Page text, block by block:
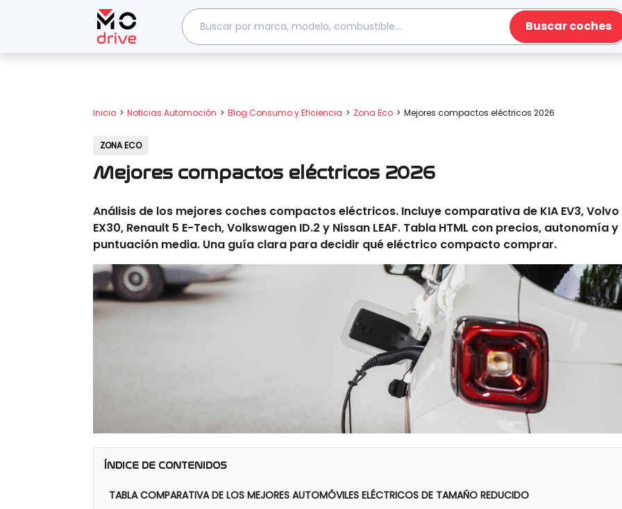
Buscar coches
Inicio Noticias Automoción Blog Consumo y Eficiencia Zona Eco Mejores compactos eléctricos 2026
ZONA ECO
Mejores compactos eléctricos 2026
Análisis de los mejores coches compactos eléctricos. Incluye comparativa de KIA EV3, Volvo
EX30, Renault 5 E-Tech, Volkswagen ID.2 y Nissan LEAF. Tabla HTML con precios, autonomía y
puntuación media. Una guía clara para decidir qué eléctrico compacto comprar.
ÍNDICE DE CONTENIDOS
TABLA COMPARATIVA DE LOS MEJORES AUTOMÓVILES ELÉCTRICOS DE TAMAÑO REDUCIDO